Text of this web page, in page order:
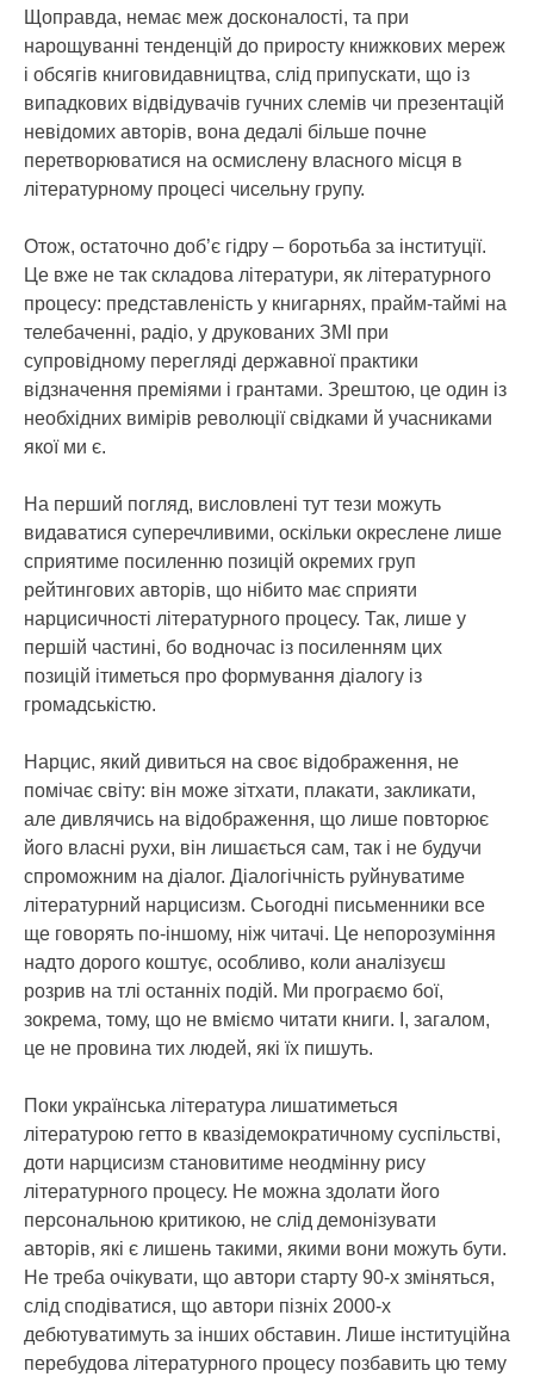
Щоправда, немає меж досконалості, та при
нарощуванні тенденцій до приросту книжкових мереж
і обсягів книговидавництва, слід припускати, що із
випадкових відвідувачів гучних слемів чи презентацій
невідомих авторів, вона дедалі більше почне
перетворюватися на осмислену власного місця в
літературному процесі чисельну групу.
Отож, остаточно доб’є гідру – боротьба за інституції.
Це вже не так складова літератури, як літературного
процесу: представленість у книгарнях, прайм-таймі на
телебаченні, радіо, у друкованих ЗМІ при
супровідному перегляді державної практики
відзначення преміями і грантами. Зрештою, це один із
необхідних вимірів революції свідками й учасниками
якої ми є.
На перший погляд, висловлені тут тези можуть
видаватися суперечливими, оскільки окреслене лише
сприятиме посиленню позицій окремих груп
рейтингових авторів, що нібито має сприяти
нарцисичності літературного процесу. Так, лише у
першій частині, бо водночас із посиленням цих
позицій ітиметься про формування діалогу із
громадськістю.
Нарцис, який дивиться на своє відображення, не
помічає світу: він може зітхати, плакати, закликати,
але дивлячись на відображення, що лише повторює
його власні рухи, він лишається сам, так і не будучи
спроможним на діалог. Діалогічність руйнуватиме
літературний нарцисизм. Сьогодні письменники все
ще говорять по-іншому, ніж читачі. Це непорозуміння
надто дорого коштує, особливо, коли аналізуєш
розрив на тлі останніх подій. Ми програємо бої,
зокрема, тому, що не вміємо читати книги. І, загалом,
це не провина тих людей, які їх пишуть.
Поки українська література лишатиметься
літературою гетто в квазідемократичному суспільстві,
доти нарцисизм становитиме неодмінну рису
літературного процесу. Не можна здолати його
персональною критикою, не слід демонізувати
авторів, які є лишень такими, якими вони можуть бути.
Не треба очікувати, що автори старту 90-х зміняться,
слід сподіватися, що автори пізніх 2000-х
дебютуватимуть за інших обставин. Лише інституційна
перебудова літературного процесу позбавить цю тему